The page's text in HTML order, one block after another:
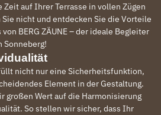
Zeit auf Ihrer Terrasse in vollen Zügen
nicht und entdecken Sie die Vorteile
BERG ZÄUNE – der ideale Begleiter
nicht nur eine Sicherheitsfunktion,
Element in der Gestaltung.
großen Wert auf die Harmonisierung
So stellen wir sicher, dass Ihr